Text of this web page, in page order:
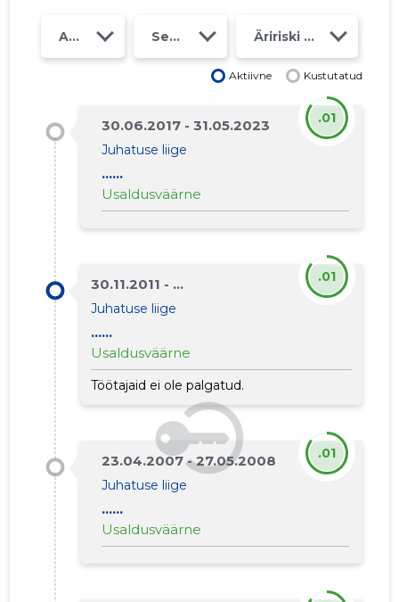
Aasta Seosed Äririski klass
Aktiivne Kustutatud
30.06.2017 - 31.05.2023
Juhatuse liige
......
Usaldusväärne
.01
30.11.2011 - ...
Juhatuse liige
......
Usaldusväärne
Töötajaid ei ole palgatud.
.01
23.04.2007 - 27.05.2008
Juhatuse liige
......
Usaldusväärne
.01